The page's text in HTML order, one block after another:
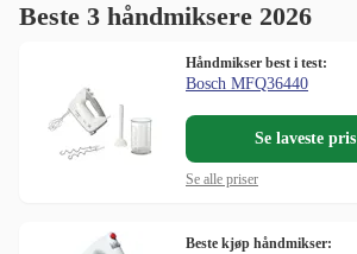
Beste 3 håndmiksere 2026
Håndmikser best i test:
Bosch MFQ36440
Se laveste pris
Se alle priser
Beste kjøp håndmikser: